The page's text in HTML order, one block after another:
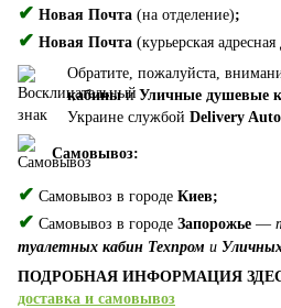
✔ Новая Почта (на отделение);
✔ Новая Почта (курьерская адресная
Обратите, пожалуйста,
кабиныи Уличные душевые
Украине службой Delivery
Самовывоз:
✔ Самовывоз в городе Киев;
✔ Самовывоз в городе Запорожье —
туалетных кабин Техпром и
ПОДРОБНАЯ ИНФОРМАЦИЯ
доставка и самовывоз